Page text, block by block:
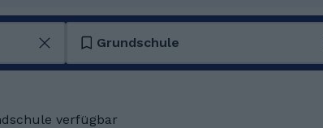
Grundschule
verfügbar